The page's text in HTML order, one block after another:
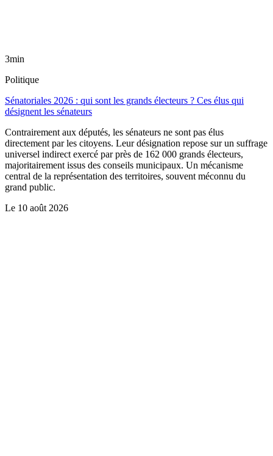
3min
Politique
Sénatoriales 2026 : qui sont les grands électeurs ? Ces élus qui
désignent les sénateurs
Contrairement aux députés, les sénateurs ne sont pas élus
directement par les citoyens. Leur désignation repose sur un suffrage
universel indirect exercé par près de 162 000 grands électeurs,
majoritairement issus des conseils municipaux. Un mécanisme
central de la représentation des territoires, souvent méconnu du
grand public.
Le 10 août 2026